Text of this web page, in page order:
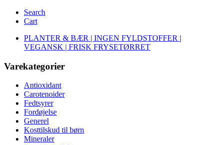
Search
Cart
PLANTER & BÆR | INGEN FYLDSTOFFER |
VEGANSK | FRISK FRYSETØRRET
Varekategorier
Antioxidant
Carotenoider
Fedtsyrer
Fordøjelse
Generel
Kosttilskud til børn
Mineraler